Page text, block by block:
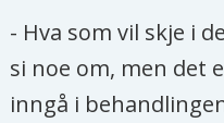
- Hva som vil skje i
si noe om, men det
inngå i